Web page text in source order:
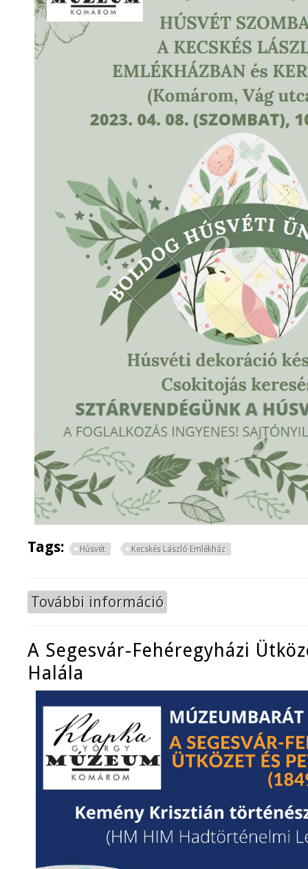
Tags: Húsvét Kecskés László Emlékház
További információ
A Segesvár-Fehéregyházi
Halála